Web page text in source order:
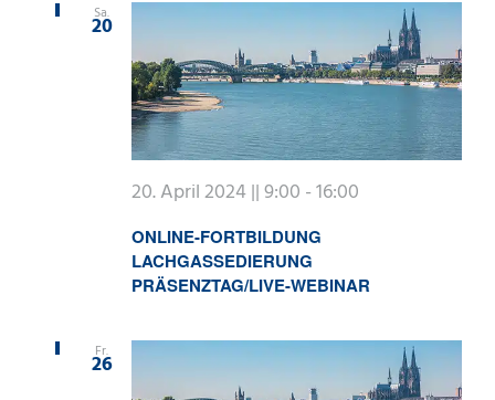
Sa.
20
ONLINE-FORTBILDUNG
LACHGASSEDIERUNG
PRÄSENZTAG/LIVE-WEBINAR
20. April 2024 || 9:00 -16:00
Fr.
26